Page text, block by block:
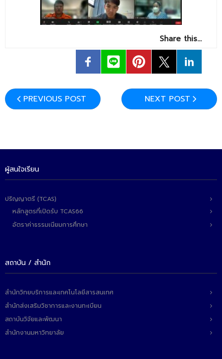
Share this…
PREVIOUS POST NEXT POST
ผู้สนใจเรียน
ปริญญาตรี (TCAS)
หลักสูตรที่เปิดรับ TCAS66
อัตราค่าธรรมเนียมการศึกษา
สถาบัน / สำนัก
สำนักวิทยบริการและเทคโนโลยีสารสนเทศ
สำนักส่งเสริมวิชาการและงานทะเบียน
สถาบันวิจัยและพัฒนา
สำนักงานมหาวิทยาลัย